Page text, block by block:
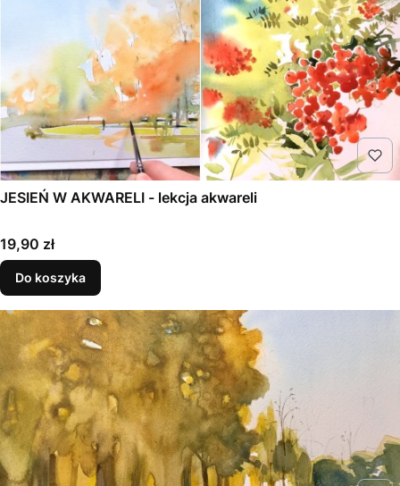
JESIEŃ W AKWARELI - lekcja akwareli
Cena
19,90 zł
Do koszyka